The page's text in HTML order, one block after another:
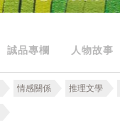
誠品專欄 人物故事
情感關係 推理文學